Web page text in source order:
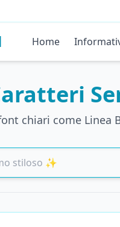
Home
chiari come Linea